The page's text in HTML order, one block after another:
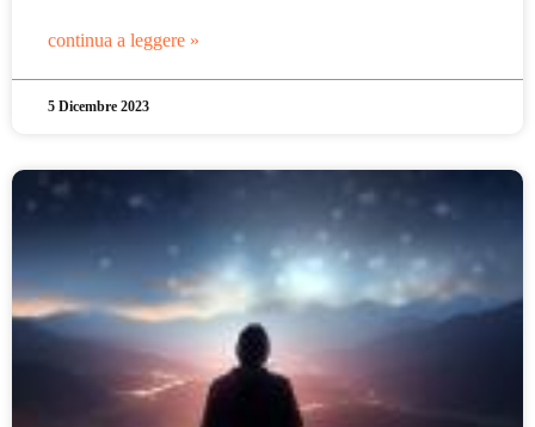
continua a leggere »
5 Dicembre 2023